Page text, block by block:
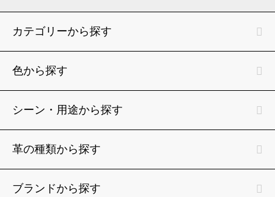
カテゴリーから探す
色から探す
シーン・用途から探す
革の種類から探す
ブランドから探す